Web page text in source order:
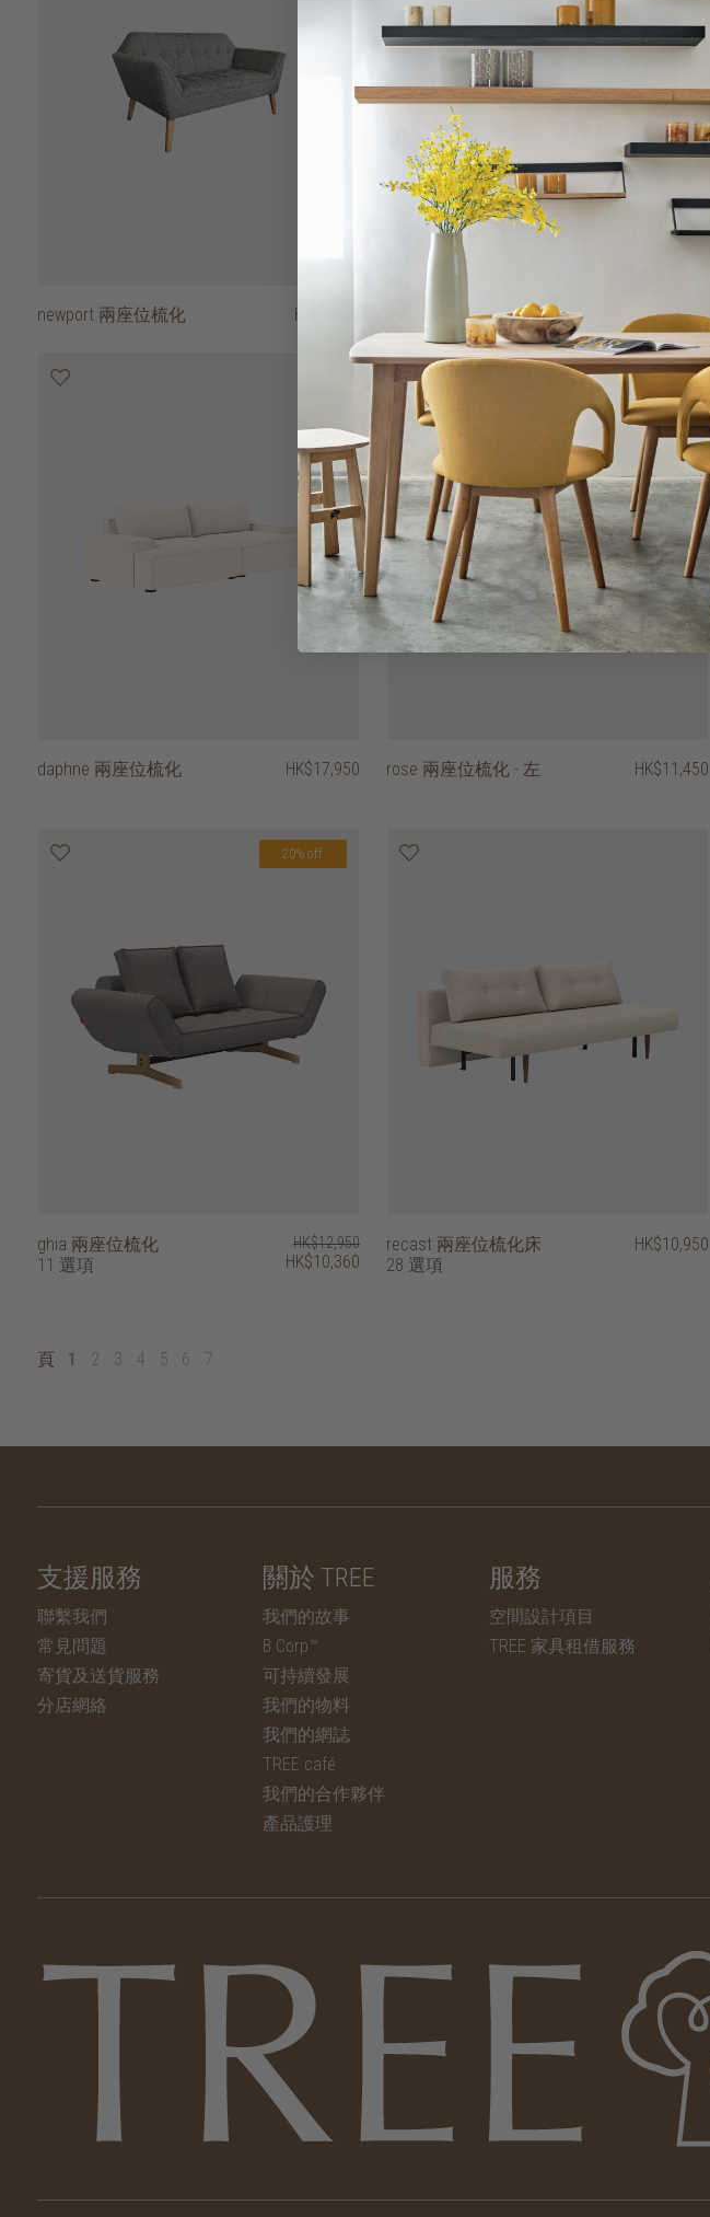
newport 兩座位梳化 HK$7,950 amando 兩座位梳化 HK$13,950
daphne 兩座位梳化 HK$17,950 rose 兩座位梳化 - 左 HK$11,450
20% off
ghia 兩座位梳化
11 選項
HK$12,950
HK$10,360
recast 兩座位梳化床
28 選項
HK$10,950
頁 1 2 3 4 5 6 7
支援服務
聯繫我們
常見問題
寄貨及送貨服務
分店網絡
關於 TREE
我們的故事
B Corp™
可持續發展
我們的物料
我們的網誌
TREE café
我們的合作夥伴
產品護理
服務
空間設計項目
TREE 家具租借服務